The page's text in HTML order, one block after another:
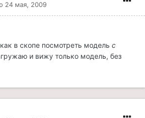
24 мая, 2009
в скопе посмотреть модель с
и вижу только модель, без